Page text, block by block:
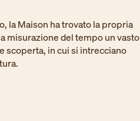
la Maison ha trovato la propria
misurazione del tempo un vasto
scoperta, in cui si intrecciano